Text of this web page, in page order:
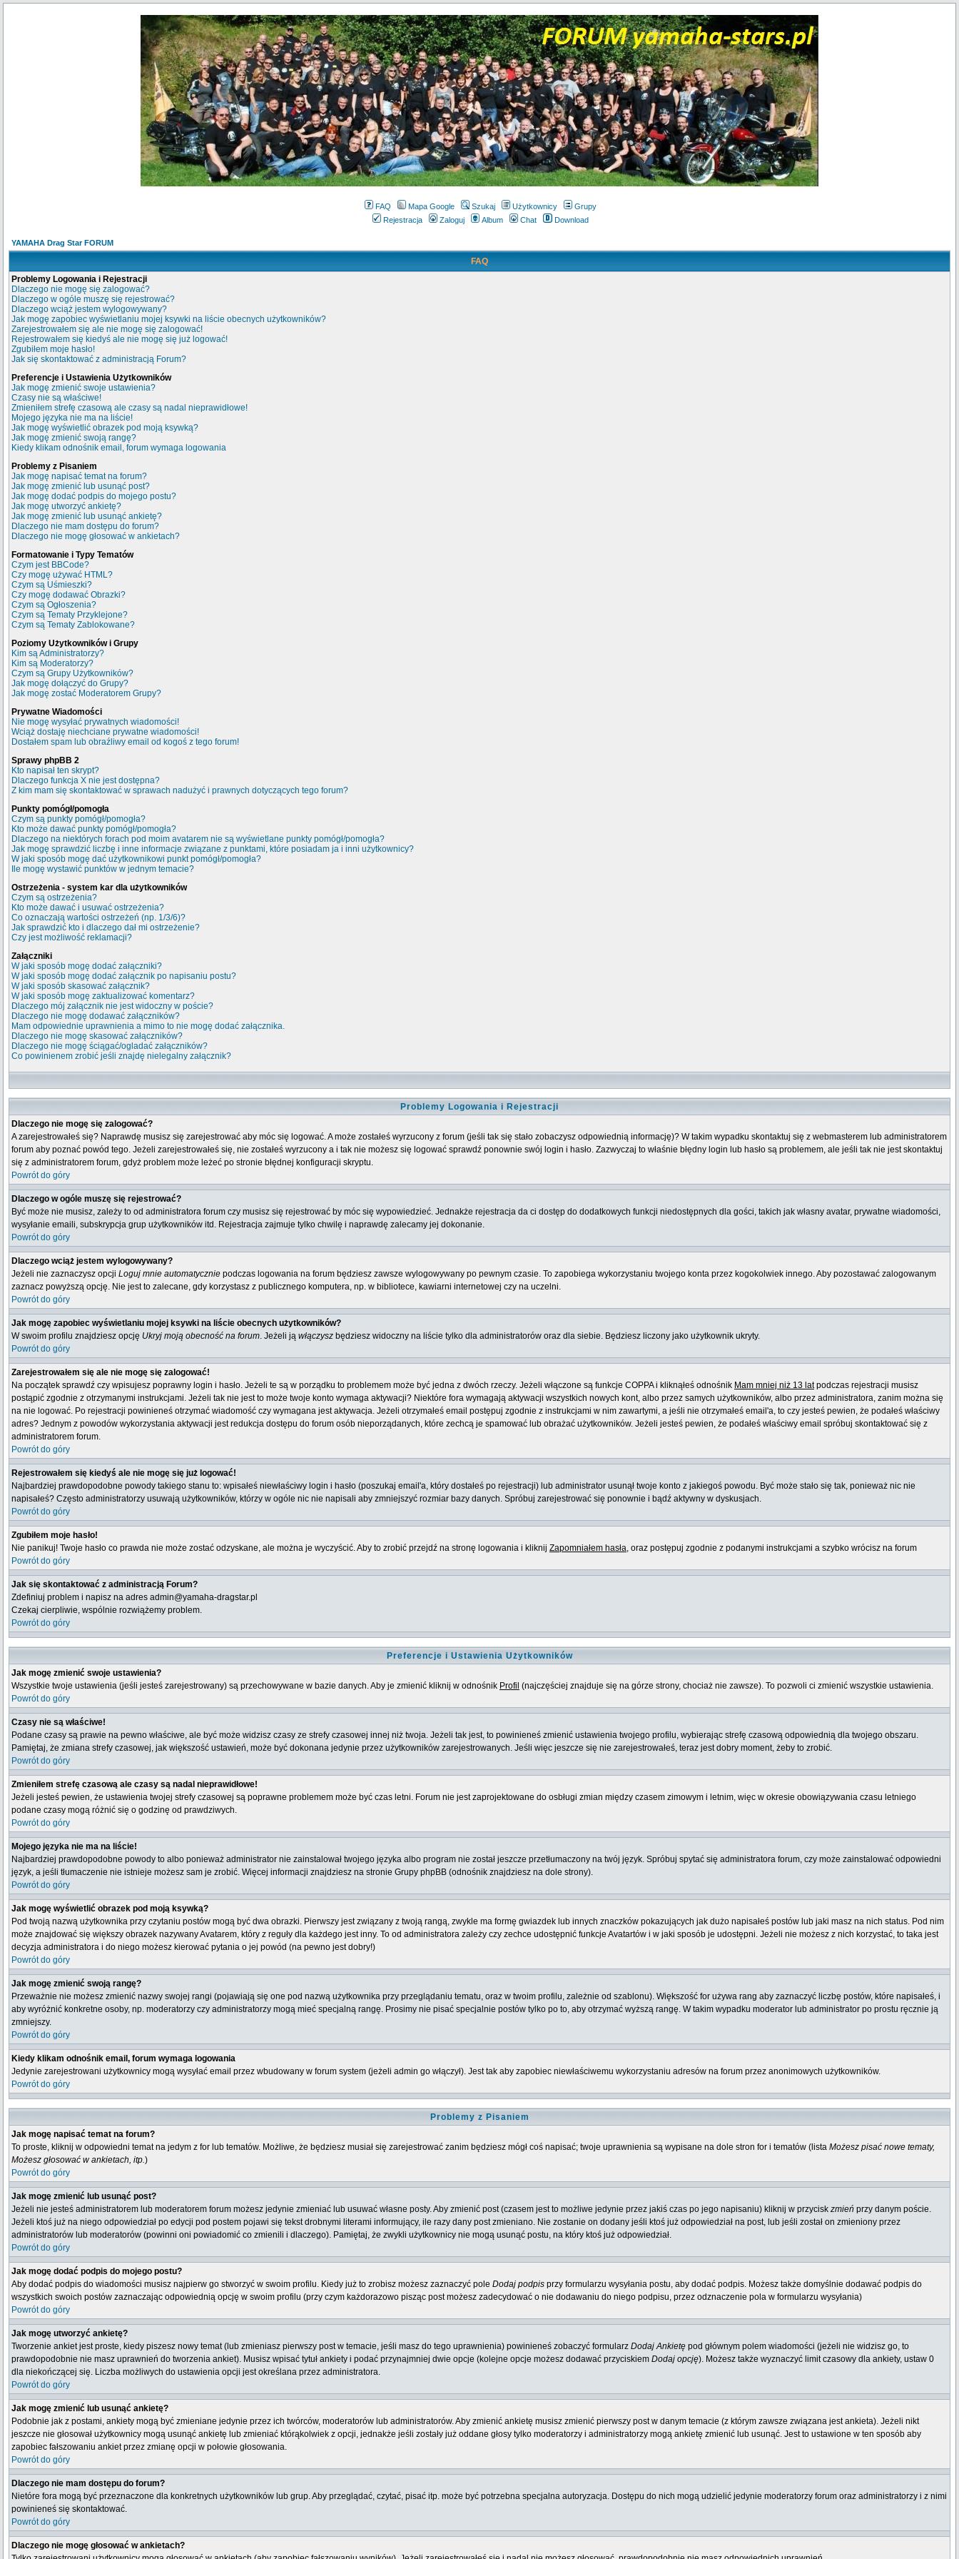
FAQ Mapa Google Szukaj Użytkownicy
Grupy
Rejestracja
Zaloguj Album Chat Download
YAMAHA Drag Star FORUM
FAQ
Problemy Logowania i Rejestracji
Dlaczego nie mogę się zalogować?
Dlaczego w ogóle muszę się rejestrować?
Dlaczego wciąż jestem wylogowywany?
Jak mogę zapobiec wyświetlaniu mojej ksywki na liście obecnych użytkowników?
Zarejestrowałem się ale nie mogę się zalogować!
Rejestrowałem się kiedyś ale nie mogę się już logować!
Zgubiłem moje hasło!
Jak się skontaktować z administracją Forum?
Preferencje i Ustawienia Użytkowników
Jak mogę zmienić swoje ustawienia?
Czasy nie są właściwe!
Zmieniłem strefę czasową ale czasy są nadal nieprawidłowe!
Mojego języka nie ma na liście!
Jak mogę wyświetlić obrazek pod moją ksywką?
Jak mogę zmienić swoją rangę?
Kiedy klikam odnośnik email, forum wymaga logowania
Problemy z Pisaniem
Jak mogę napisać temat na forum?
Jak mogę zmienić lub usunąć post?
Jak mogę dodać podpis do mojego postu?
Jak mogę utworzyć ankietę?
Jak mogę zmienić lub usunąć ankietę?
Dlaczego nie mam dostępu do forum?
Dlaczego nie mogę głosować w ankietach?
Formatowanie i Typy Tematów
Czym jest BBCode?
Czy mogę używać HTML?
Czym są Uśmieszki?
Czy mogę dodawać Obrazki?
Czym są Ogłoszenia?
Czym są Tematy Przyklejone?
Czym są Tematy Zablokowane?
Poziomy Użytkowników i Grupy
Kim są Administratorzy?
Kim są Moderatorzy?
Czym są Grupy Użytkowników?
Jak mogę dołączyć do Grupy?
Jak mogę zostać Moderatorem Grupy?
Prywatne Wiadomości
Nie mogę wysyłać prywatnych wiadomości!
Wciąż dostaję niechciane prywatne wiadomości!
Dostałem spam lub obraźliwy email od kogoś z tego forum!
Sprawy phpBB 2
Kto napisał ten skrypt?
Dlaczego funkcja X nie jest dostępna?
Z kim mam się skontaktować w sprawach nadużyć i prawnych dotyczących tego forum?
Punkty pomógł/pomogła
Czym są punkty pomógł/pomogła?
Kto może dawać punkty pomógł/pomogła?
Dlaczego na niektórych forach pod moim avatarem nie są wyświetlane punkty pomógł/pomogła?
Jak mogę sprawdzić liczbę i inne informacje związane z punktami, które posiadam ja i inni użytkownicy?
W jaki sposób mogę dać użytkownikowi punkt pomógł/pomogła?
Ile mogę wystawić punktów w jednym temacie?
Ostrzeżenia - system kar dla użytkowników
Czym są ostrzeżenia?
Kto może dawać i usuwać ostrzeżenia?
Co oznaczają wartości ostrzeżeń (np. 1/3/6)?
Jak sprawdzić kto i dlaczego dał mi ostrzeżenie?
Czy jest możliwość reklamacji?
Załączniki
W jaki sposób mogę dodać załączniki?
W jaki sposób mogę dodać załącznik po napisaniu postu?
W jaki sposób skasować załącznik?
W jaki sposób mogę zaktualizować komentarz?
Dlaczego mój załącznik nie jest widoczny w poście?
Dlaczego nie mogę dodawać załączników?
Mam odpowiednie uprawnienia a mimo to nie mogę dodać załącznika.
Dlaczego nie mogę skasować załączników?
Dlaczego nie mogę ściągać/ogladać załączników?
Co powinienem zrobić jeśli znajdę nielegalny załącznik?
Problemy Logowania i Rejestracji
Dlaczego nie mogę się zalogować?
A zarejestrowałeś się? Naprawdę musisz się zarejestrować aby móc się logować. A może zostałeś wyrzucony z forum (jeśli tak się stało zobaczysz odpowiednią informację)? W takim wypadku skontaktuj się z webmasterem lub administratorem
forum aby poznać powód tego. Jeżeli zarejestrowałeś się, nie zostałeś wyrzucony a i tak nie możesz się logować sprawdź ponownie swój login i hasło. Zazwyczaj to właśnie błędny login lub hasło są problemem, ale jeśli tak nie jest skontaktuj
się z administratorem forum, gdyż problem może leżeć po stronie błędnej konfiguracji skryptu.
Powrót do góry
Dlaczego w ogóle muszę się rejestrować?
Być może nie musisz, zależy to od administratora forum czy musisz się rejestrować by móc się wypowiedzieć. Jednakże rejestracja da ci dostęp do dodatkowych funkcji niedostępnych dla gości, takich jak własny avatar, prywatne wiadomości,
wysyłanie emaili, subskrypcja grup użytkowników itd. Rejestracja zajmuje tylko chwilę i naprawdę zalecamy jej dokonanie.
Powrót do góry
Dlaczego wciąż jestem wylogowywany?
Jeżeli nie zaznaczysz opcji Loguj mnie automatycznie podczas logowania na forum będziesz zawsze wylogowywany po pewnym czasie. To zapobiega wykorzystaniu twojego konta przez kogokolwiek innego. Aby pozostawać zalogowanym
zaznacz powyższą opcję. Nie jest to zalecane, gdy korzystasz z publicznego komputera, np. w bibliotece, kawiarni internetowej czy na uczelni.
Powrót do góry
Jak mogę zapobiec wyświetlaniu mojej ksywki na liście obecnych użytkowników?
W swoim profilu znajdziesz opcję Ukryj moją obecność na forum. Jeżeli ją włączysz będziesz widoczny na liście tylko dla administratorów oraz dla siebie. Będziesz liczony jako użytkownik ukryty.
Powrót do góry
Zarejestrowałem się ale nie mogę się zalogować!
Na początek sprawdź czy wpisujesz poprawny login i hasło. Jeżeli te są w porządku to problemem może być jedna z dwóch rzeczy. Jeżeli włączone są funkcje COPPA i kliknąłeś odnośnik Mam mniej niż 13 latpodczas rejestracji musisz
postąpić zgodnie z otrzymanymi instrukcjami. Jeżeli tak nie jest to może twoje konto wymaga aktywacji? Niektóre fora wymagają aktywacji wszystkich nowych kont, albo przez samych użytkowników, albo przez administratora, zanim można się
na nie logować. Po rejestracji powinieneś otrzymać wiadomość czy wymagana jest aktywacja. Jeżeli otrzymałeś email postępuj zgodnie z instrukcjami w nim zawartymi, a jeśli nie otrzymałeś email'a, to czy jesteś pewien, że podałeś właściwy
adres? Jednym z powodów wykorzystania aktywacji jest redukcja dostępu do forum osób nieporządanych, które zechcą je spamować lub obrażać użytkowników. Jeżeli jesteś pewien, że podałeś właściwy email spróbuj skontaktować się z
administratorem forum.
Powrót do góry
Rejestrowałem się kiedyś ale nie mogę się już logować!
Najbardziej prawdopodobne powody takiego stanu to: wpisałeś niewłaściwy login i hasło (poszukaj email'a, który dostałeś po rejestracji) lub administrator usunął twoje konto z jakiegoś powodu. Być może stało się tak, ponieważ nic nie
napisałeś? Często administratorzy usuwają użytkowników, którzy w ogóle nic nie napisali aby zmniejszyć rozmiar bazy danych. Spróbuj zarejestrować się ponownie i bądź aktywny w dyskusjach.
Powrót do góry
Zgubiłem moje hasło!
Nie panikuj! Twoje hasło co prawda nie może zostać odzyskane, ale można je wyczyścić. Aby to zrobić przejdź na stronę logowania i kliknij Zapomniałem hasła, oraz postępuj zgodnie z podanymi instrukcjami a szybko wrócisz na forum
Powrót do góry
Jak się skontaktować z administracją Forum?
Zdefiniuj problem i napisz na adres admin@yamaha-dragstar.pl
Czekaj cierpliwie, wspólnie rozwiążemy problem.
Powrót do góry
Preferencje i Ustawienia Użytkowników
Jak mogę zmienić swoje ustawienia?
Wszystkie twoje ustawienia (jeśli jesteś zarejestrowany) są przechowywane w bazie danych. Aby je zmienić kliknij w odnośnik Profil (najczęściej znajduje się na górze strony, chociaż nie zawsze). To pozwoli ci zmienić wszystkie ustawienia.
Powrót do góry
Czasy nie są właściwe!
Podane czasy są prawie na pewno właściwe, ale być może widzisz czasy ze strefy czasowej innej niż twoja. Jeżeli tak jest, to powinieneś zmienić ustawienia twojego profilu, wybierając strefę czasową odpowiednią dla twojego obszaru.
Pamiętaj, że zmiana strefy czasowej, jak większość ustawień, może być dokonana jedynie przez użytkowników zarejestrowanych. Jeśli więc jeszcze się nie zarejestrowałeś, teraz jest dobry moment, żeby to zrobić.
Powrót do góry
Zmieniłem strefę czasową ale czasy są nadal nieprawidłowe!
Jeżeli jesteś pewien, że ustawienia twojej strefy czasowej są poprawne problemem może być czas letni. Forum nie jest zaprojektowane do osbługi zmian między czasem zimowym i letnim, więc w okresie obowiązywania czasu letniego
podane czasy mogą różnić się o godzinę od prawdziwych.
Powrót do góry
Mojego języka nie ma na liście!
Najbardziej prawdopodobne powody to albo ponieważ administrator nie zainstalował twojego języka albo program nie został jeszcze przetłumaczony na twój język. Spróbuj spytać się administratora forum, czy może zainstalować odpowiedni
język, a jeśli tłumaczenie nie istnieje możesz sam je zrobić. Więcej informacji znajdziesz na stronie Grupy phpBB (odnośnik znajdziesz na dole strony).
Powrót do góry
Jak mogę wyświetlić obrazek pod moją ksywką?
Pod twoją nazwą użytkownika przy czytaniu postów mogą być dwa obrazki. Pierwszy jest związany z twoją rangą, zwykle ma formę gwiazdek lub innych znaczków pokazujących jak dużo napisałeś postów lub jaki masz na nich status. Pod nim
może znajdować się większy obrazek nazywany Avatarem, który z reguły dla każdego jest inny. To od administratora zależy czy zechce udostępnić funkcje Avatartów i w jaki sposób je udostępni. Jeżeli nie możesz z nich korzystać, to taka jest
decyzja administratora i do niego możesz kierować pytania o jej powód (na pewno jest dobry!)
Powrót do góry
Jak mogę zmienić swoją rangę?
Przeważnie nie możesz zmienić nazwy swojej rangi (pojawiają się one pod nazwą użytkownika przy przeglądaniu tematu, oraz w twoim profilu, zależnie od szablonu). Większość for używa rang aby zaznaczyć liczbę postów, które napisałeś, i
aby wyróżnić konkretne osoby, np. moderatorzy czy administratorzy mogą mieć specjalną rangę. Prosimy nie pisać specjalnie postów tylko po to, aby otrzymać wyższą rangę. W takim wypadku moderator lub administrator po prostu ręcznie ją
zmniejszy.
Powrót do góry
Kiedy klikam odnośnik email, forum wymaga logowania
Jedynie zarejestrowani użytkownicy mogą wysyłać email przez wbudowany w forum system (jeżeli admin go włączył). Jest tak aby zapobiec niewłaściwemu wykorzystaniu adresów na forum przez anonimowych użytkowników.
Powrót do góry
Problemy z Pisaniem
Jak mogę napisać temat na forum?
To proste, kliknij w odpowiedni temat na jedym z for lub tematów. Możliwe, że będziesz musiał się zarejestrować zanim będziesz mógł coś napisać; twoje uprawnienia są wypisane na dole stron for i tematów (lista Możesz pisać nowe tematy,
Możesz głosować w ankietach, itp.)
Powrót do góry
Jak mogę zmienić lub usunąć post?
Jeżeli nie jesteś administratorem lub moderatorem forum możesz jedynie zmieniać lub usuwać własne posty. Aby zmienić post (czasem jest to możliwe jedynie przez jakiś czas po jego napisaniu) kliknij w przycisk zmień przy danym poście.
Jeżeli ktoś już na niego odpowiedział po edycji pod postem pojawi się tekst drobnymi literami informujący, ile razy dany post zmieniano. Nie zostanie on dodany jeśli ktoś już odpowiedział na post, lub jeśli został on zmieniony przez
administratorów lub moderatorów (powinni oni powiadomić co zmienili i dlaczego). Pamiętaj, że zwykli użytkownicy nie mogą usunąć postu, na który ktoś już odpowiedział.
Powrót do góry
Jak mogę dodać podpis do mojego postu?
Aby dodać podpis do wiadomości musisz najpierw go stworzyć w swoim profilu. Kiedy już to zrobisz możesz zaznaczyć pole Dodaj podpis przy formularzu wysyłania postu, aby dodać podpis. Możesz także domyślnie dodawać podpis do
wszystkich swoich postów zaznaczając odpowiednią opcję w swoim profilu (przy czym każdorazowo pisząc post możesz zadecydować o nie dodawaniu do niego podpisu, przez odznaczenie pola w formularzu wysyłania)
Powrót do góry
Jak mogę utworzyć ankietę?
Tworzenie ankiet jest proste, kiedy piszesz nowy temat (lub zmieniasz pierwszy post w temacie, jeśli masz do tego uprawnienia) powinieneś zobaczyć formularz Dodaj Ankietę pod głównym polem wiadomości (jeżeli nie widzisz go, to
prawdopodobnie nie masz uprawnień do tworzenia ankiet). Musisz wpisać tytuł ankiety i podać przynajmniej dwie opcje (kolejne opcje możesz dodawać przyciskiem Dodaj opcję). Możesz także wyznaczyć limit czasowy dla ankiety, ustaw 0
dla niekończącej się. Liczba możliwych do ustawienia opcji jest określana przez administratora.
Powrót do góry
Jak mogę zmienić lub usunąć ankietę?
Podobnie jak z postami, ankiety mogą być zmieniane jedynie przez ich twórców, moderatorów lub administratorów. Aby zmienić ankietę musisz zmienić pierwszy post w danym temacie (z którym zawsze związana jest ankieta). Jeżeli nikt
jeszcze nie głosował użytkownicy mogą usunąć ankietę lub zmieniać którąkolwiek z opcji, jednakże jeśli zostały już oddane głosy tylko moderatorzy i administratorzy mogą ankietę zmienić lub usunąć. Jest to ustawione w ten sposób aby
zapobiec fałszowaniu ankiet przez zmianę opcji w połowie głosowania.
Powrót do góry
Dlaczego nie mam dostępu do forum?
Nietóre fora mogą być przeznaczone dla konkretnych użytkowników lub grup. Aby przeglądać, czytać, pisać itp. może być potrzebna specjalna autoryzacja. Dostępu do nich mogą udzielić jedynie moderatorzy forum oraz administratorzy i z nimi
powinieneś się skontaktować.
Powrót do góry
Dlaczego nie mogę głosować w ankietach?